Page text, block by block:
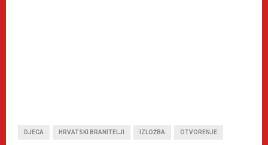
DJECA HRVATSKI BRANITELJI IZLOŽBA OTVORENJE